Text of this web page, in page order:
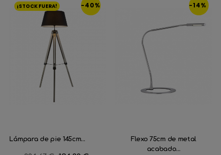
-40%
¡STOCK FUERA!
Lámpara de pie 145cm...
-14%
Flexo 75cm de metal
acabado...